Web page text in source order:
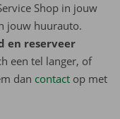
Shop in jouw
jouw huurauto.
en reserveer
een tel langer, of
dan contact op met